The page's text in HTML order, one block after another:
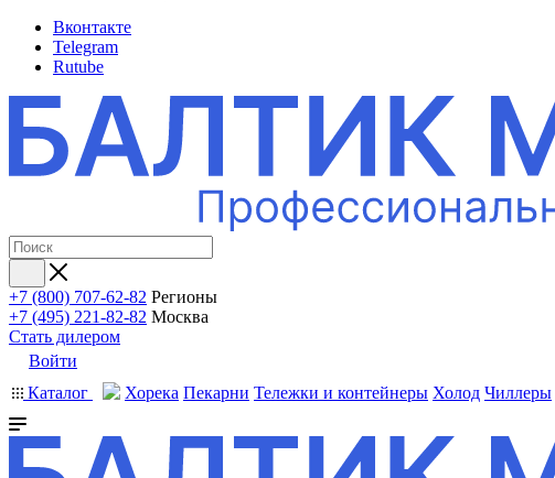
Вконтакте
Telegram
Rutube
+7 (800) 707-62-82 Регионы
+7 (495) 221-82-82 Москва
Стать дилером
Войти
Каталог
Хорека Пекарни Тележки и контейнеры Холод Чиллеры